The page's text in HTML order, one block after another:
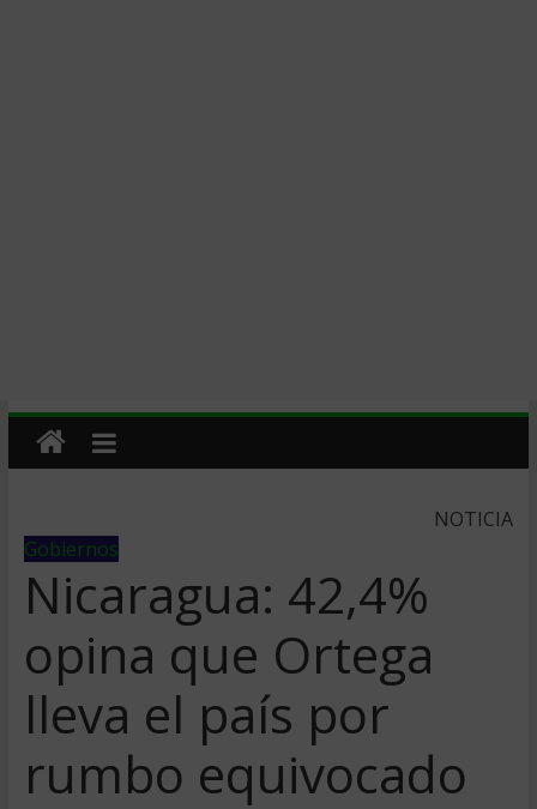
NOTICIA
Gobiernos
Nicaragua: 42,4%
opina que Ortega
lleva el paí­s por
rumbo equivocado